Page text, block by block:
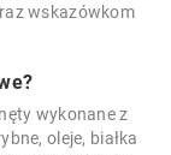
wskazówkom
wykonane z
oleje, białka